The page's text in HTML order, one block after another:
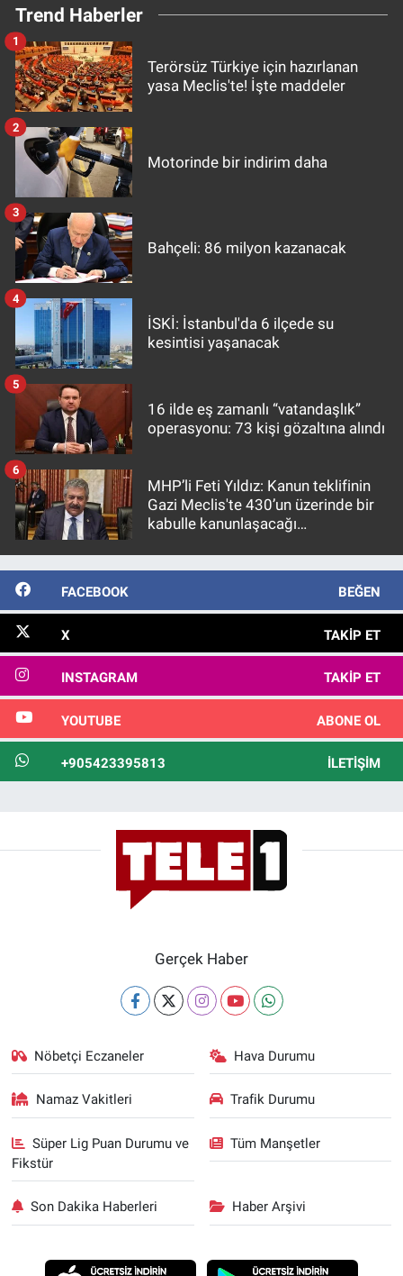
Trend Haberler
Terörsüz Türkiye için hazırlanan
yasa Meclis'te! İşte maddeler
1
Motorinde bir indirim daha
2
Bahçeli: 86 milyon kazanacak
3
İSKİ: İstanbul'da 6 ilçede su
kesintisi yaşanacak
4
16 ilde eş zamanlı “vatandaşlık”
operasyonu: 73 kişi gözaltına alındı
5
MHP’li Feti Yıldız: Kanun teklifinin
Gazi Meclis'te 430’un üzerinde bir
kabulle kanunlaşacağı
6
FACEBOOK BEĞEN
X TAKIP ET
INSTAGRAM TAKIP ET
YOUTUBE ABONE OL
+905423395813 İLETIŞIM
Gerçek Haber
Nöbetçi Eczaneler Hava Durumu
Namaz Vakitleri Trafik Durumu
Süper Lig Puan Durumu ve
Fikstür
Tüm Manşetler
Son Dakika Haberleri Haber Arşivi